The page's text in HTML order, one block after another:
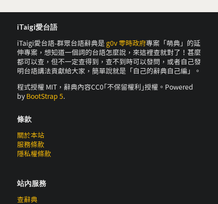
iTaigi愛台語
iTaigi愛台語-群眾台語辭典是 g0v 零時政府專案「萌典」的延
伸專案，想知道一個詞的台語怎麼說，來這裡查就對了！甚麼
都可以查，但不一定查得到，查不到時可以發問，或者自己發
明台語講法貢獻給大家，簡單說就是「自己的辭典自己編」。
程式授權 MIT，辭典內容CC0｢不保留權利｣授權。Powered
by BootStrap 5.
條款
關於本站
服務條款
隱私權條款
站內服務
查辭典